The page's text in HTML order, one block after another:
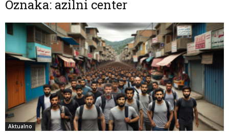
Oznaka: azilni center
Aktualno